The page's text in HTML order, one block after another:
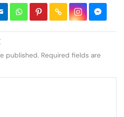
published. Required fields are